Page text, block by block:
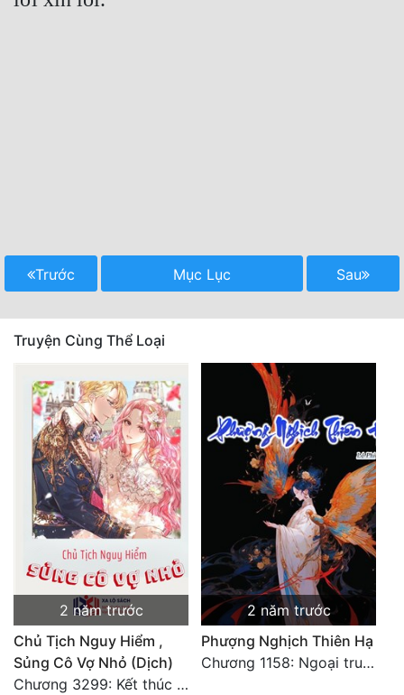
Truyện Nam
Truyện Nữ
Vô Địch Lưu
Xây Dựng Thế Lực
Đam Mỹ
Đẹp Hiệp
Tính Cách Nhân Vật :
Cơ Trí
Sát Phạt Quyết Đoán
Vô Sỉ
Điềm Đạm
Trước Mục Lục Sau
Truyện Cùng Thể Loại
2 năm trước
Chủ Tịch Nguy Hiểm ,
Sủng Cô Vợ Nhỏ (Dịch)
Chương 3299: Kết thúc văn chính.
2 năm trước
Phượng Nghịch Thiên Hạ
Chương 1158: Ngoại truyện 1 - Vạn Thú Vô Cương 3